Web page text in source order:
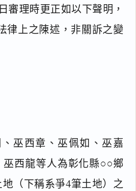
審理時更正如以下聲明，
律上之陳述，非關訴之變
巫西章、巫佩如、巫嘉
西龍等人為彰化縣○○鄉
（下稱系爭4筆土地）之